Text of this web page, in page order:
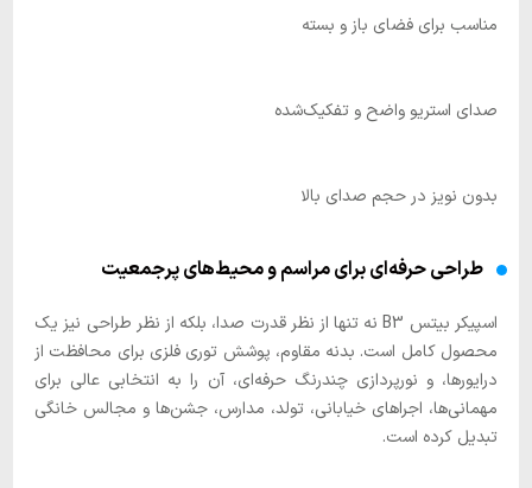
مناسب برای فضای باز و بسته
صدای استریو واضح و تفکیک‌شده
بدون نویز در حجم صدای بالا
طراحی حرفه‌ای برای مراسم و محیط‌های پرجمعیت
اسپیکر بیتس B3 نه تنها از نظر قدرت صدا، بلکه از نظر طراحی نیز یک
محصول کامل است. بدنه مقاوم، پوشش توری فلزی برای محافظت از
درایورها، و نورپردازی چندرنگ حرفه‌ای، آن را به انتخابی عالی برای
مهمانی‌ها، اجراهای خیابانی، تولد، مدارس، جشن‌ها و مجالس خانگی
تبدیل کرده است.